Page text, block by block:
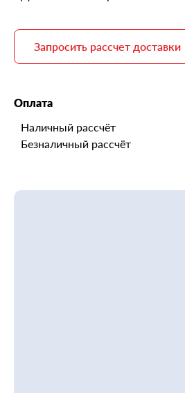
Запросить рассчет доставки
Оплата
Наличный рассчёт
Безналичный рассчёт